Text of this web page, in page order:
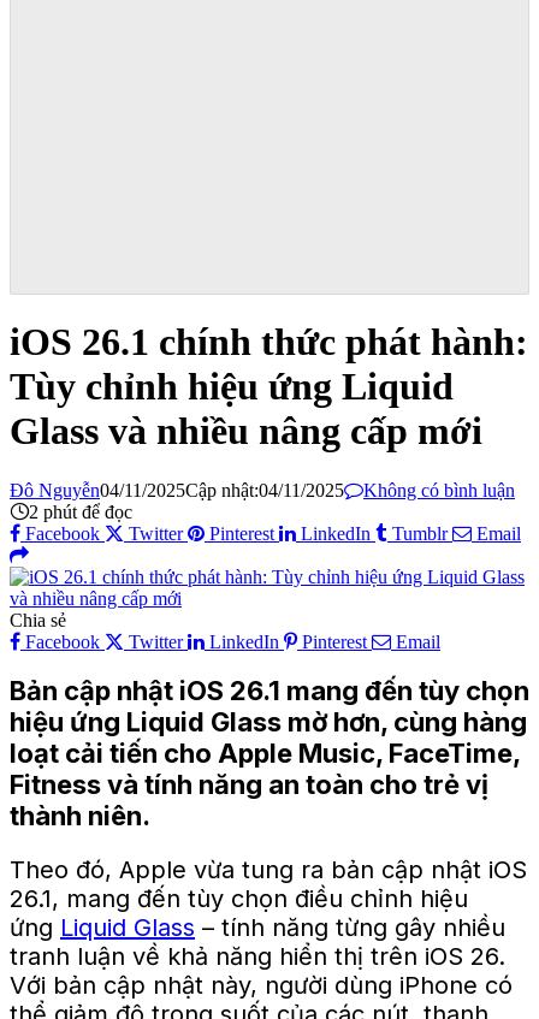
iOS 26.1 chính thức phát hành:
Tùy chỉnh hiệu ứng Liquid
Glass và nhiều nâng cấp mới
Đô Nguyễn04/11/2025Cập nhật:04/11/2025
Không có bình luận
2 phút để đọc
Facebook
Twitter Pinterest LinkedIn Tumblr Email
Chia sẻ
Facebook
Twitter LinkedIn Pinterest Email
Bản cập nhật iOS 26.1 mang đến tùy chọn
hiệu ứng Liquid Glass mờ hơn, cùng hàng
loạt cải tiến cho Apple Music, FaceTime,
Fitness và tính năng an toàn cho trẻ vị
thành niên.
Theo đó, Apple vừa tung ra bản cập nhật iOS
26.1, mang đến tùy chọn điều chỉnh hiệu
ứng Liquid Glass – tính năng từng gây nhiều
tranh luận về khả năng hiển thị trên iOS 26.
Với bản cập nhật này, người dùng iPhone có